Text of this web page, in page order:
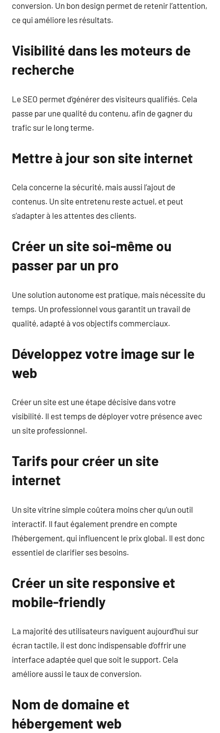
conversion. Un bon design permet de retenir l’attention,
ce qui améliore les résultats.
Visibilité dans les moteurs de
recherche
Le SEO permet d’générer des visiteurs qualifiés. Cela
passe par une qualité du contenu, afin de gagner du
trafic sur le long terme.
Mettre à jour son site internet
Cela concerne la sécurité, mais aussi l’ajout de
contenus. Un site entretenu reste actuel, et peut
s’adapter à les attentes des clients.
Créer un site soi-même ou
passer par un pro
Une solution autonome est pratique, mais nécessite du
temps. Un professionnel vous garantit un travail de
qualité, adapté à vos objectifs commerciaux.
Développez votre image sur le
web
Créer un site est une étape décisive dans votre
visibilité. Il est temps de déployer votre présence avec
un site professionnel.
Tarifs pour créer un site
internet
Un site vitrine simple coûtera moins cher qu’un outil
interactif. Il faut également prendre en compte
l’hébergement, qui influencent le prix global. Il est donc
essentiel de clarifier ses besoins.
Créer un site responsive et
mobile-friendly
La majorité des utilisateurs naviguent aujourd’hui sur
écran tactile, il est donc indispensable d’offrir une
interface adaptée quel que soit le support. Cela
améliore aussi le taux de conversion.
Nom de domaine et
hébergement web